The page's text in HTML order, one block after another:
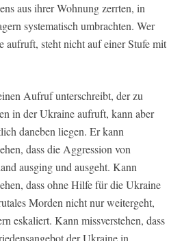
aus ihrer Wohnung zerrten, in
systematisch umbrachten. Wer
steht nicht auf einer Stufe mit
Aufruf unterschreibt, der zu
in der Ukraine aufruft, kann aber
daneben liegen. Er kann
dass die Aggression von
ausging und ausgeht. Kann
dass ohne Hilfe für die Ukraine
Morden nicht nur weitergeht,
eskaliert. Kann missverstehen, dass
der Ukraine in